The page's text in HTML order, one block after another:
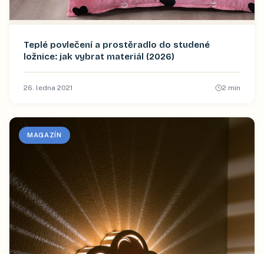
Teplé povlečení a prostěradlo do studené
ložnice: jak vybrat materiál (2026)
26. ledna 2021 2 min
MAGAZÍN